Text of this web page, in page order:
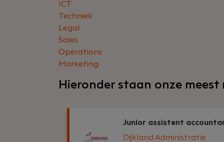
ICT
Techniek
Legal
Sales
Operations
Marketing
Hieronder staan onze meest
Junior assistent
Dijkland Administratie